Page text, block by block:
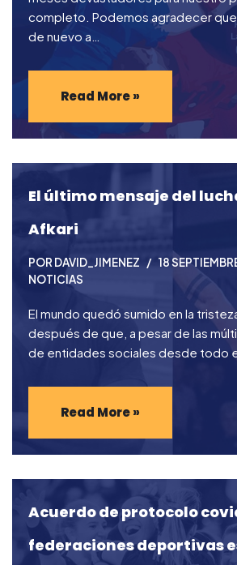
completo. Podemos agradecer
de nuevo a…
Read More »
El último mensaje del
Afkari
POR DAVID_JIMENEZ
18
NOTICIAS
El mundo quedó sumido en la
después de que, a pesar de las
de entidades sociales desde todo
Read More »
Acuerdo de protocolo
federaciones deportivas